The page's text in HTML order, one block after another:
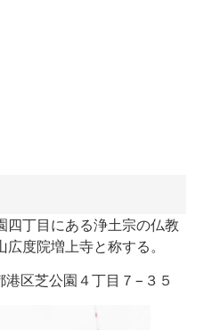
四丁目にある浄土宗の仏教
度院増上寺と称する。
区芝公園４丁目７−３５